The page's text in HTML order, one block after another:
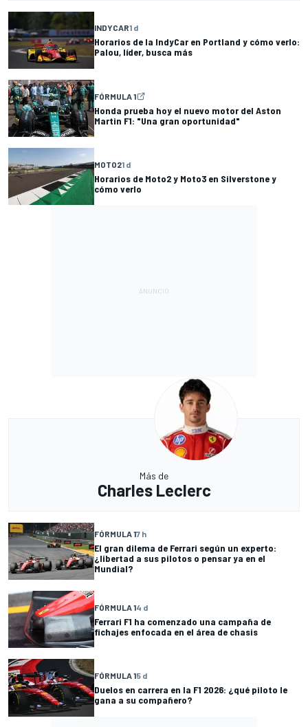
INDYCAR1 d
Horarios de la IndyCar en Portland y cómo verlo:
Palou, líder, busca más
FÓRMULA 1
Honda prueba hoy el nuevo motor del Aston
Martin F1: "Una gran oportunidad"
MOTO21 d
Horarios de Moto2 y Moto3 en Silverstone y
cómo verlo
Más de
Charles Leclerc
FÓRMULA 17 h
El gran dilema de Ferrari según un experto:
¿libertad a sus pilotos o pensar ya en el
Mundial?
FÓRMULA 14 d
Ferrari F1 ha comenzado una campaña de
fichajes enfocada en el área de chasis
FÓRMULA 15 d
Duelos en carrera en la F1 2026: ¿qué piloto le
gana a su compañero?